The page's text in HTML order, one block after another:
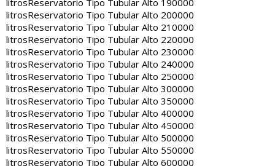
litrosReservatorio Tipo Tubular Alto 190000
litrosReservatorio Tipo Tubular Alto 200000
litrosReservatorio Tipo Tubular Alto 210000
litrosReservatorio Tipo Tubular Alto 220000
litrosReservatorio Tipo Tubular Alto 230000
litrosReservatorio Tipo Tubular Alto 240000
litrosReservatorio Tipo Tubular Alto 250000
litrosReservatorio Tipo Tubular Alto 300000
litrosReservatorio Tipo Tubular Alto 350000
litrosReservatorio Tipo Tubular Alto 400000
litrosReservatorio Tipo Tubular Alto 450000
litrosReservatorio Tipo Tubular Alto 500000
litrosReservatorio Tipo Tubular Alto 550000
litrosReservatorio Tipo Tubular Alto 600000